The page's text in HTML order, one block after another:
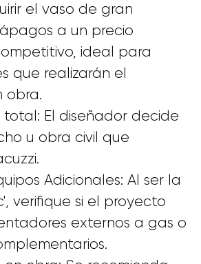
el vaso de gran
a un precio
ideal para
que realizarán el
obra.
total: El diseñador decide
u obra civil que
Adicionales: Al ser la
verifique si el proyecto
externos a gas o